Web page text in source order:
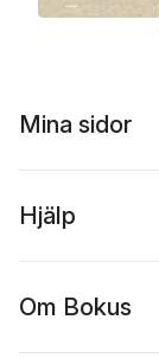
Mina sidor
Hjälp
Om Bokus